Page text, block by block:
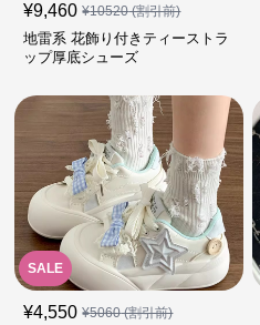
¥9,460 ¥10520(割引前)
地雷系 花飾り付きティーストラ
ップ厚底シューズ
SALE
¥4,550 ¥5060(割引前)